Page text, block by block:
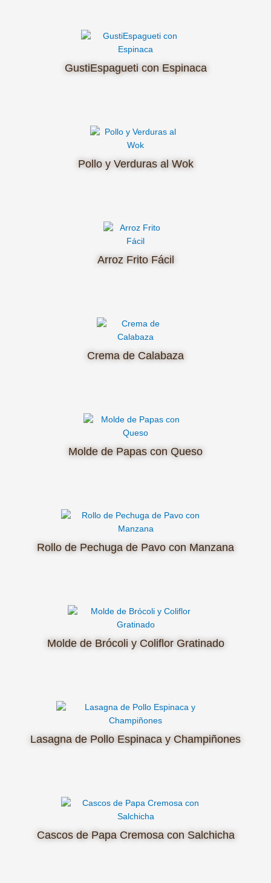
GustiEspagueti con Espinaca
Pollo y Verduras al Wok
Arroz Frito Fácil
Crema de Calabaza
Molde de Papas con Queso
Rollo de Pechuga de Pavo con Manzana
Molde de Brócoli y Coliflor Gratinado
Lasagna de Pollo Espinaca y Champiñones
Cascos de Papa Cremosa con Salchicha